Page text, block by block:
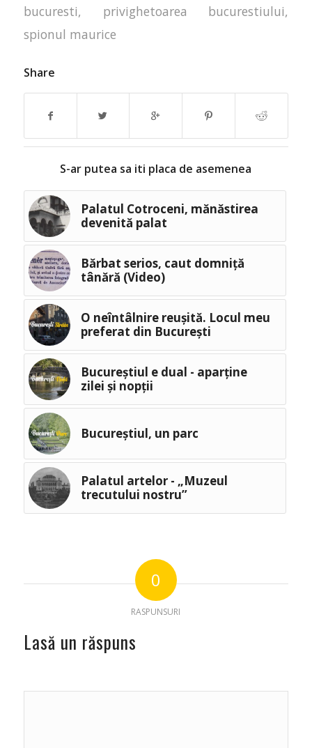
bucuresti, privighetoarea bucurestiului,
spionul maurice
Share
S-ar putea sa iti placa de asemenea
Palatul Cotroceni, mănăstirea
devenită palat
Bărbat serios, caut domniță
tânără (Video)
O neîntâlnire reușită. Locul meu
preferat din București
Bucureștiul e dual - aparține
zilei și nopții
Bucureștiul, un parc
Palatul artelor - „Muzeul
trecutului nostru”
0
RASPUNSURI
Lasă un răspuns